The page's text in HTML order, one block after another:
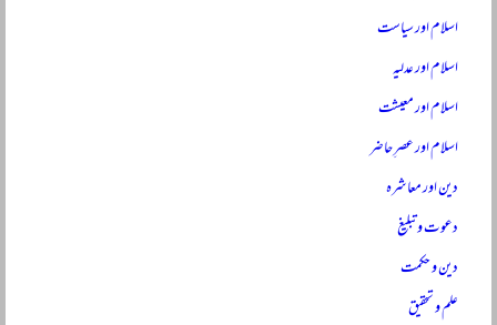
اسلام اور سیاست
اسلام اور عدلیہ
اسلام اور معیشت
اسلام اور عصرِ حاضر
دین اور معاشرہ
دعوت و تبلیغ
دین و حکمت
علم و تحقیق